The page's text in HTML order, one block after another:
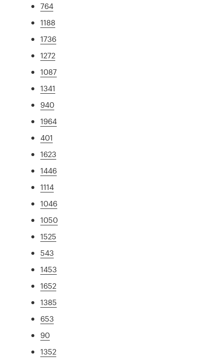
764
1188
1736
1272
1087
1341
940
1964
401
1623
1446
1114
1046
1050
1525
543
1453
1652
1385
653
90
1352